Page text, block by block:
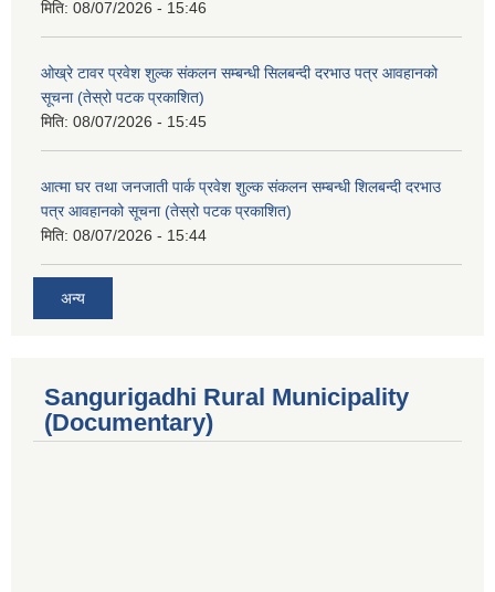
मिति: 08/07/2026 - 15:46
ओख्रे टावर प्रवेश शुल्क संकलन सम्बन्धी सिलबन्दी दरभाउ पत्र आवहानको
सूचना (तेस्रो पटक प्रकाशित)
मिति: 08/07/2026 - 15:45
आत्मा घर तथा जनजाती पार्क प्रवेश शुल्क संकलन सम्बन्धी शिलबन्दी दरभाउ
पत्र आवहानको सूचना (तेस्रो पटक प्रकाशित)
मिति: 08/07/2026 - 15:44
अन्य
Sangurigadhi Rural Municipality
(Documentary)